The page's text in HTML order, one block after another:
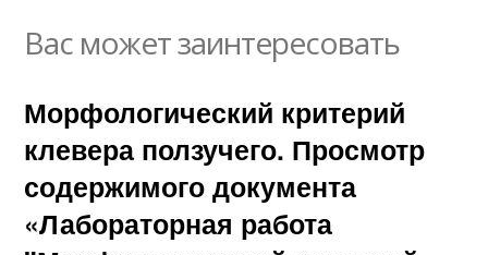
Вас может заинтересовать
Морфологический критерий
клевера ползучего. Просмотр
содержимого документа
«Лабораторная работа